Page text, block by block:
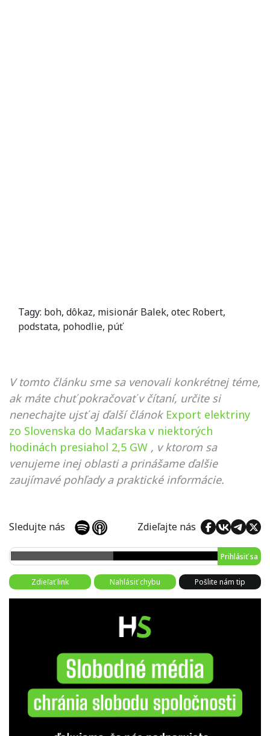
Tagy: boh, dôkaz, misionár Balek, otec Robert,
podstata, pohodlie, púť
V tomto článku sme sa venovali konkrétnej téme,
ak máte chuť pokračovať v čítaní, určite si
nenechajte ujsť aj ďalší článok Export elektriny
zo Slovenska do Maďarska v niektorých
hodinách presiahol 2,5 GW , v ktorom sa
venujeme inej oblasti a prinášame ďalšie
zaujímavé pohľady a praktické informácie.
Sledujte nás Zdieľajte nás
Prihlásiť sa
Zdieľať link Nahlásiť chybu Pošlite nám tip